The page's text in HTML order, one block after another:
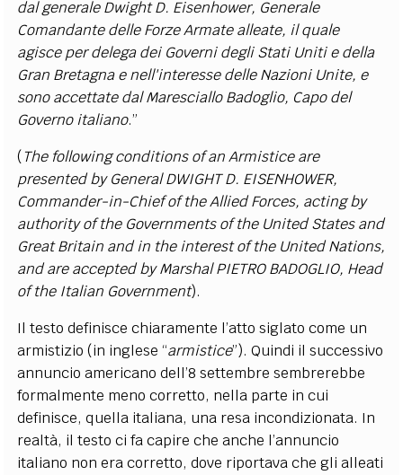
dal generale Dwight D. Eisenhower, Generale
Comandante delle Forze Armate alleate, il quale
agisce per delega dei Governi degli Stati Uniti e della
Gran Bretagna e nell'interesse delle Nazioni Unite, e
sono accettate dal Maresciallo Badoglio, Capo del
Governo italiano.”
( The following conditions of an Armistice are
presented by General DWIGHT D. EISENHOWER,
Commander-in-Chief of the Allied Forces, acting by
authority of the Governments of the United States and
Great Britain and in the interest of the United Nations,
and are accepted by Marshal PIETRO BADOGLIO, Head
of the Italian Government).
Il testo definisce chiaramente l’atto siglato come un
armistizio (in inglese “armistice”). Quindi il successivo
annuncio americano dell’8 settembre sembrerebbe
formalmente meno corretto, nella parte in cui
definisce, quella italiana, una resa incondizionata. In
realtà, il testo ci fa capire che anche l’annuncio
italiano non era corretto, dove riportava che gli alleati